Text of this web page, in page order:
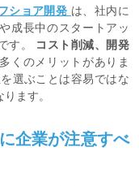
ショア開発 は、社内に
成長中のスタートアッ
す。 コスト削減、開発
くのメリットがありま
選ぶことは容易ではな
ます。
企業が注意すべ